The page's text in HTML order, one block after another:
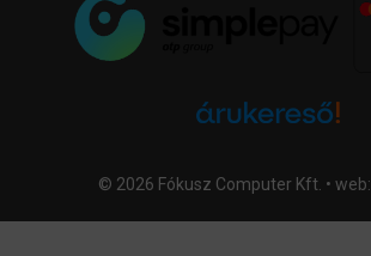
© 2026 Fókusz Computer Kft. • web: